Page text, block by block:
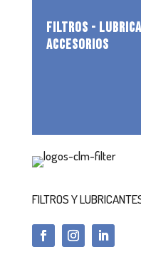
FILTROS -
ACCESORIOS
FILTROS Y